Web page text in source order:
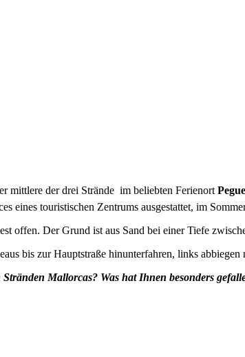
mittlere der drei Strände im beliebten Ferienort
eines touristischen Zentrums ausgestattet, im
offen. Der Grund ist aus Sand bei einer Tiefe
bis zur Hauptstraße hinunterfahren, links
Mallorcas? Was hat Ihnen besonders